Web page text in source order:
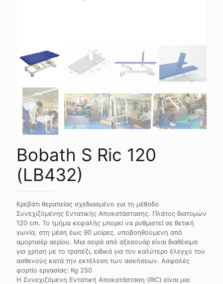
Bobath S Ric 120
(LB432)
Κρεβάτι θεραπείας σχεδιασμένο για τη μέθοδο
Συνεχιζόμενης Εντατικής Αποκατάστασης. Πλάτος διατομών
120 cm. Το τμήμα κεφαλής μπορεί να ρυθμιστεί σε θετική
γωνία, στη μέση έως 90 μοίρες. υποβοηθούμενη από
αμορτισέρ αερίου. Μια σειρά από αξεσουάρ είναι διαθέσιμα
για χρήση με το τραπέζι, ειδικά για τον καλύτερο έλεγχο του
ασθενούς κατά την εκτέλεση των ασκήσεων. Ασφαλές
φορτίο εργασίας: Kg 250
Η Συνεχιζόμενη Εντατική Αποκατάσταση (RIC) είναι μια